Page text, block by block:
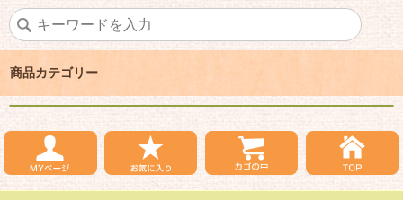
商品カテゴリー